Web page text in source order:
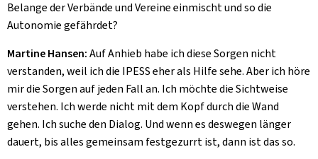
Belange der Verbände und Vereine einmischt und so die
Autonomie gefährdet?
Martine Hansen:Auf Anhieb habe ich diese Sorgen nicht
verstanden, weil ich die IPESS eher als Hilfe sehe. Aber ich höre
mir die Sorgen auf jeden Fall an. Ich möchte die Sichtweise
verstehen. Ich werde nicht mit dem Kopf durch die Wand
gehen. Ich suche den Dialog. Und wenn es deswegen länger
dauert, bis alles gemeinsam festgezurrt ist, dann ist das so.